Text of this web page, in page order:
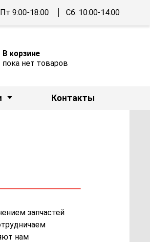
Контакты
9:00-18:00 Сб: 10:00-14:00
В корзине
пока нет товаров
запчастей
нам